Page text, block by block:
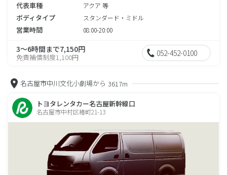
代表車種 アクア 等
ボディタイプ スタンダード・ミドル
営業時間 08:00-20:00
3～6時間まで7,150円
免責補償制度1,100円 052-452-0100
名古屋市中川文化小劇場から 3617m
トヨタレンタカー名古屋新幹線口
名古屋市中村区椿町21-13